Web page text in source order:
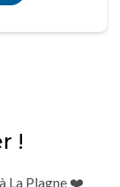
!
La Plagne ❤️